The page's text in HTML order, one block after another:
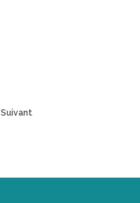
Suivant